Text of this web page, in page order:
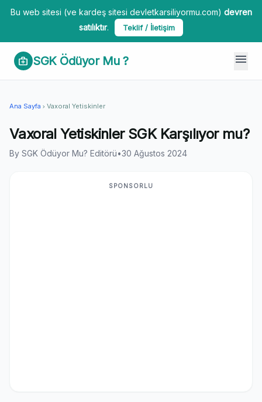
Bu web sitesi (ve kardeş sitesi devletkarsiliyormu.com) devren
satılıktır. Teklif / İletişim
medical_services SGK Ödüyor Mu ? menu
Ana Sayfa chevron_right Vaxoral Yetiskinler
Vaxoral Yetiskinler SGK Karşılıyor mu?
By SGK Ödüyor Mu? Editörü•30 Ağustos 2024
SPONSORLU